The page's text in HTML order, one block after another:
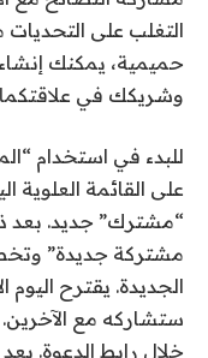
التغلب على
حميمية، يمكنك
وشريكك في علاقتكما
للبدء في استخدام
على القائمة
“مشترك” جديد. بعد
مشتركة جديدة”
الجديدة. يقترح
ستشاركه مع
خلال رابط الدعوة.